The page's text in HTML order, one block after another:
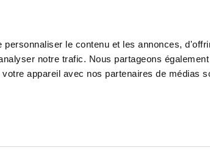
personnaliser le contenu et les annonces,
notre trafic. Nous partageons
appareil avec nos partenaires de médias